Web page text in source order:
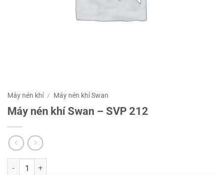
Máy nén khí / Máy nén khí Swan
Máy nén khí Swan – SVP 212
Máy nén khí Swan - SVP 212 số lượng